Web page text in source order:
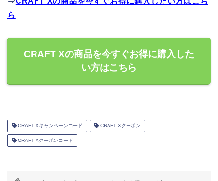
ら
CRAFT Xの商品を今すぐお得に購入した
い方はこちら
CRAFT Xキャンペーンコード CRAFT Xクーポン
CRAFT Xクーポンコード